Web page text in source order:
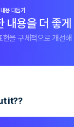
용 다듬기
내용을 더 좋
현을 구체적으로 개선해
it??